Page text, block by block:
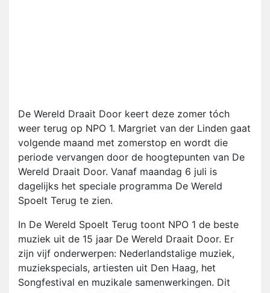
De Wereld Draait Door keert deze zomer tóch
weer terug op NPO 1. Margriet van der Linden gaat
volgende maand met zomerstop en wordt die
periode vervangen door de hoogtepunten van De
Wereld Draait Door. Vanaf maandag 6 juli is
dagelijks het speciale programma De Wereld
Spoelt Terug te zien.
In De Wereld Spoelt Terug toont NPO 1 de beste
muziek uit de 15 jaar De Wereld Draait Door. Er
zijn vijf onderwerpen: Nederlandstalige muziek,
muziekspecials, artiesten uit Den Haag, het
Songfestival en muzikale samenwerkingen. Dit